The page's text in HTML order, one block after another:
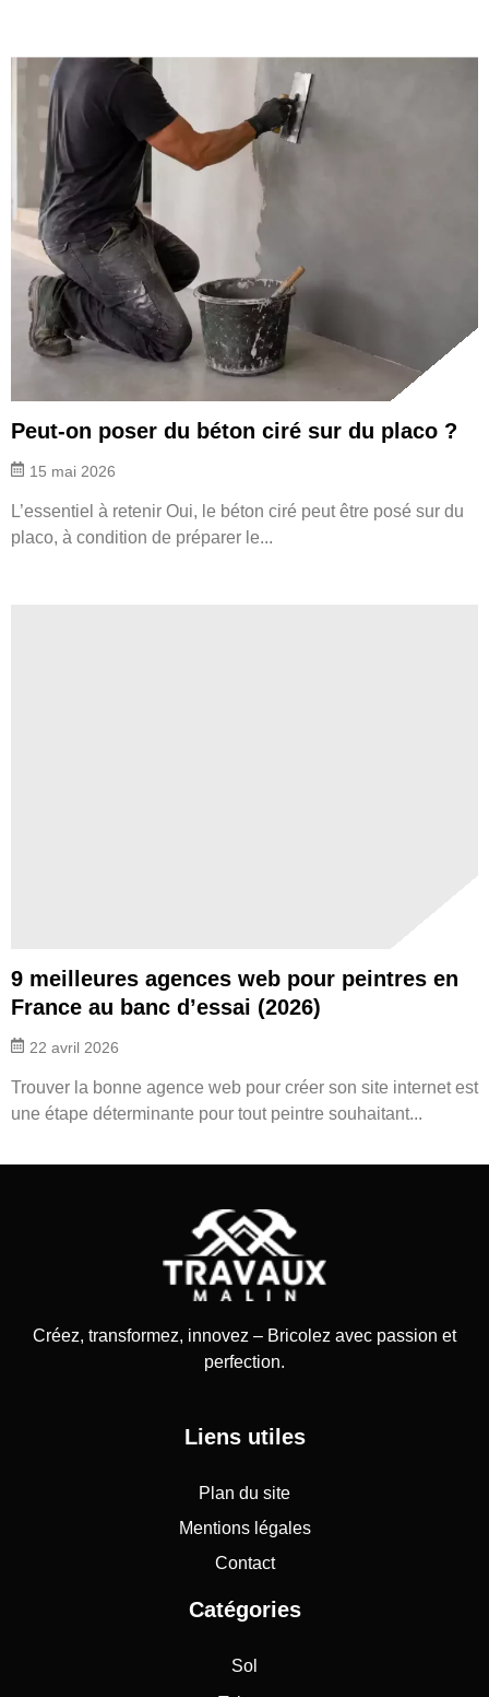
Peut-on poser du béton ciré sur du placo ?
15 mai 2026
L’essentiel à retenir Oui, le béton ciré peut être posé sur du
placo, à condition de préparer le...
9 meilleures agences web pour peintres en
France au banc d’essai (2026)
22 avril 2026
Trouver la bonne agence web pour créer son site internet est
une étape déterminante pour tout peintre souhaitant...
Créez, transformez, innovez – Bricolez avec passion et
perfection.
Liens utiles
Plan du site
Mentions légales
Contact
Catégories
Sol